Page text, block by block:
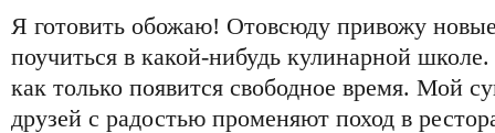
Я готовить обожаю! Отовсюду привожу
поучиться в какой-нибудь кулинарной
как только появится свободное время. Мой
друзей с радостью променяют поход в